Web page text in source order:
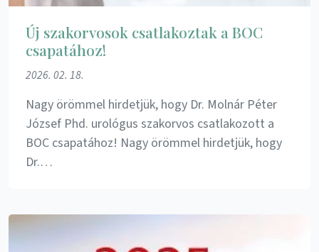
Új szakorvosok csatlakoztak a BOC
csapatához!
2026. 02. 18.
Nagy örömmel hirdetjük, hogy Dr. Molnár Péter
József Phd. urológus szakorvos csatlakozott a
BOC csapatához! Nagy örömmel hirdetjük, hogy
Dr.…